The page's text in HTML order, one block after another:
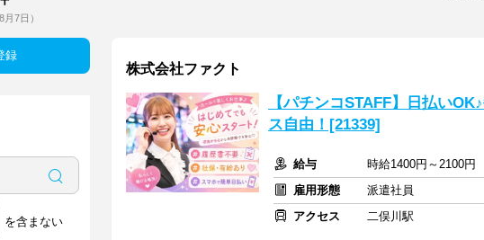
7日）
録
を含まない
株式会社ファクト
【パチンコSTAFF】日払い
ス自由！[21339]
給与
時給1400円～2100円
雇用形態
派遣社員
アクセス
二俣川駅